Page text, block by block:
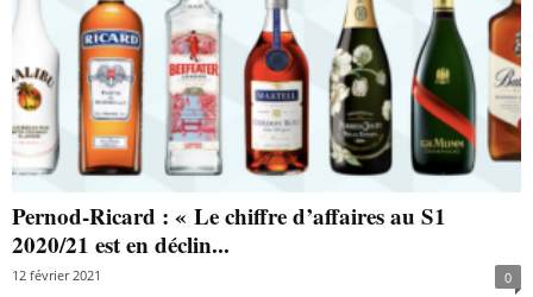
Pernod-Ricard : « Le chiffre d’affaires au S1
2020/21 est en déclin...
12 février 2021 0